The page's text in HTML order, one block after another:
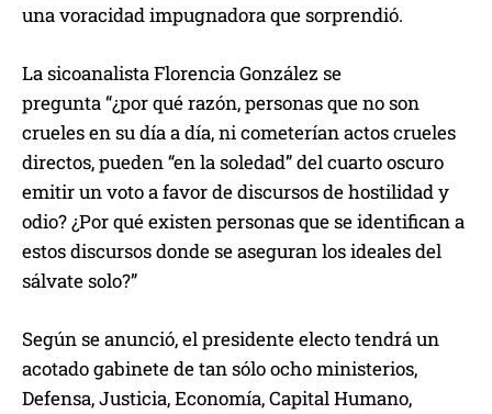
una voracidad impugnadora que sorprendió.
La sicoanalista Florencia González se
pregunta “¿por qué razón, personas que no son
crueles en su día a día, ni cometerían actos crueles
directos, pueden “en la soledad” del cuarto oscuro
emitir un voto a favor de discursos de hostilidad y
odio? ¿Por qué existen personas que se identifican a
estos discursos donde se aseguran los ideales del
sálvate solo?”
Según se anunció, el presidente electo tendrá un
acotado gabinete de tan sólo ocho ministerios,
Defensa, Justicia, Economía, Capital Humano,